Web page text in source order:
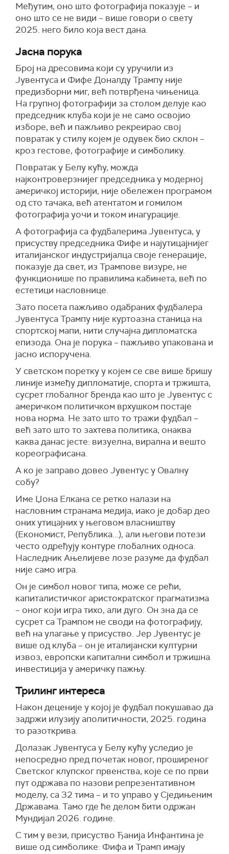
Међутим, оно што фотографија показује – и
оно што се не види – више говори о свету
2025. него било која вест дана.
Јасна порука
Број на дресовима који су уручили из
Јувентуса и Фифе Доналду Трампу није
предизборни миг, већ потврђена чињеница.
На групној фотографији за столом делује као
председник клуба који је не само освојио
изборе, већ и пажљиво рекреирао свој
повратак у стилу којем је одувек био склон –
кроз гестове, фотографије и симболику.
Повратак у Белу кућу, можда
најконтроверзнијег председника у модерној
америчкој историји, није обележен програмом
од сто тачака, већ атентатом и гомилом
фотографија уочи и током инагурације.
А фотографија са фудбалерима Јувентуса, у
присуству председника Фифе и најутицајнијег
италијанског индустријалца своје генерације,
показује да свет, из Трампове визуре, не
функционише по правилима кабинета, већ по
естетици насловнице.
Зато посета пажљиво одабраних фудбалера
Јувентуса Трампу није куртоазна станица на
спортској мапи, нити случајна дипломатска
епизода. Она је порука – пажљиво упакована и
јасно испоручена.
У светском поретку у којем се све више бришу
линије између дипломатије, спорта и тржишта,
сусрет глобалног бренда као што је Јувентус с
америчком политичком врхушком постаје
нова норма. Не зато што то тражи фудбал –
већ зато што то захтева политика, онаква
каква данас јесте: визуелна, вирална и вешто
кореографисана.
А ко је заправо довео Јувентус у Овалну
собу?
Име Џона Елкана се ретко налази на
насловним странама медија, иако је добар део
оних утицајних у његовом власништву
(Економист, Република...), али његови потези
често одређују контуре глобалних односа.
Наследник Ањелијеве лозе разуме да фудбал
није само игра.
Он је симбол новог типа, може се рећи,
капиталистичког аристократског прагматизма
– оног који игра тихо, али дуго. Он зна да се
сусрет са Трампом не своди на фотографију,
већ на улагање у присуство. Јер Јувентус је
више од клуба – он је италијански културни
извоз, европски капитални симбол и тржишна
инвестиција у америчку пажњу.
Трилинг интереса
Након деценије у којој је фудбал покушавао да
задржи илузију аполитичности, 2025. година
то разоткрива.
Долазак Јувентуса у Белу кућу уследио је
непосредно пред почетак новог, проширеног
Светског клупског првенства, које се по први
пут одржава по назови репрезентативном
моделу, са 32 тима – и то управо у Сједињеним
Државама. Тамо где ће делом бити одржан
Мундијал 2026. године.
С тим у вези, присуство Ђанија Инфантина је
више од симболике: Фифа и Трамп имају